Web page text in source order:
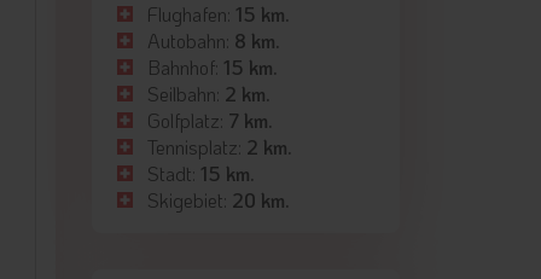
Flughafen: 15 km.
Autobahn: 8 km.
Bahnhof: 15 km.
Seilbahn: 2 km.
Golfplatz: 7 km.
Tennisplatz: 2 km.
Stadt: 15 km.
Skigebiet: 20 km.